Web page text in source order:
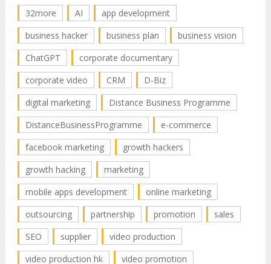
32more AI
app development
business hacker
business plan
business vision
ChatGPT
corporate documentary
corporate video
CRM
D-Biz
digital marketing
Distance Business Programme
DistanceBusinessProgramme
e-commerce
facebook marketing
growth hackers
growth hacking
marketing
mobile apps development
online marketing
outsourcing
partnership promotion
sales
SEO
supplier
video production
video production hk
video promotion